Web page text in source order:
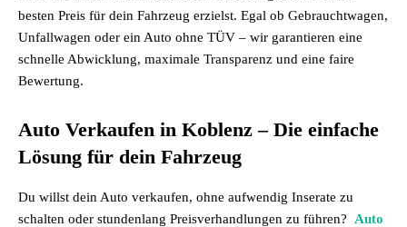
besten Preis für dein Fahrzeug erzielst. Egal ob Gebrauchtwagen,
Unfallwagen oder ein Auto ohne TÜV – wir garantieren eine
schnelle Abwicklung, maximale Transparenz und eine faire
Bewertung.
Auto Verkaufen in Koblenz – Die einfache
Lösung für dein Fahrzeug
Du willst dein Auto verkaufen, ohne aufwendig Inserate zu
schalten oder stundenlang Preisverhandlungen zu führen? Auto